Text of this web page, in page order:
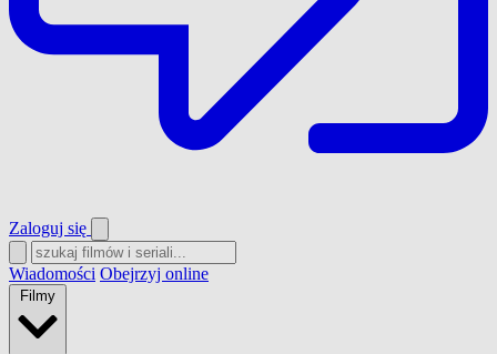
Zaloguj się
Wiadomości Obejrzyj online
Filmy